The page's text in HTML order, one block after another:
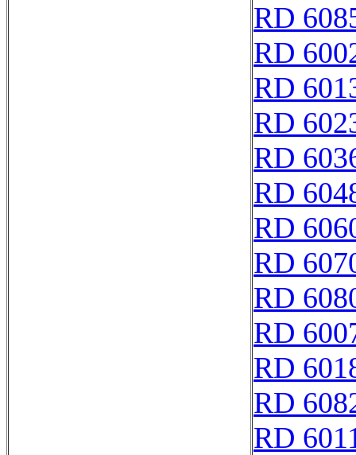
RD
RD
RD
RD
RD
RD
RD
RD
RD
RD
RD
RD
RD